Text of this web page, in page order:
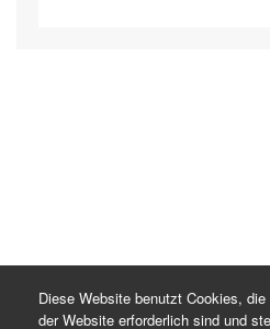
Diese Website benutzt Cookies,
der Website erforderlich sind und